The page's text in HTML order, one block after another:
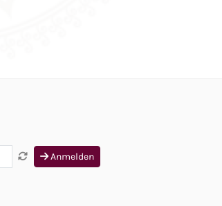
Anmelden